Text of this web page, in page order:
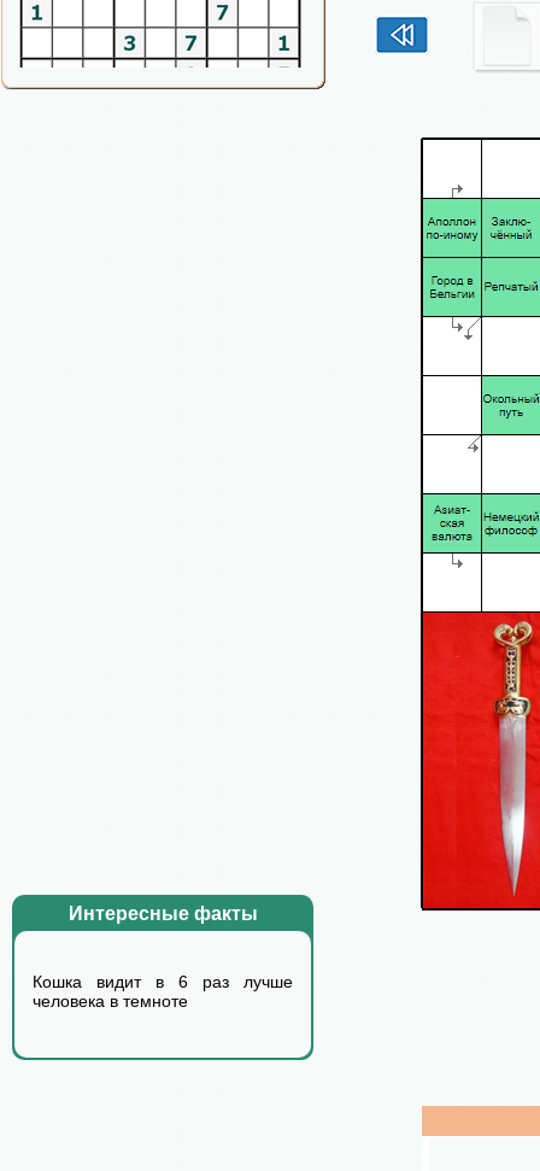
Интересные факты
Кошка видит в 6 раз лучше
человека в темноте